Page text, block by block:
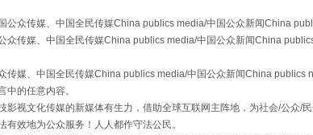
未来5年
公众传媒、中国全民传媒China publics media/中国公众新闻China
众传媒、中国全民传媒China publics media/中国公众新闻China
传媒、中国全民传媒China publics media/中国公众新闻China
中的任意内容。
影视文化传媒的新媒体有生力，借助全球互联网主阵地，为社会/公众/
有效地为公众服务！人人都作守法公民。